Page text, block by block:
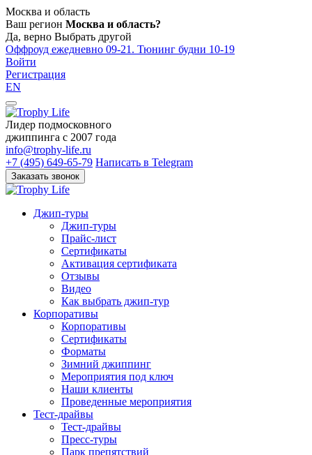
Москва и область
Ваш регион Москва и область?
Да, верно Выбрать другой
Оффроуд ежедневно 09-21. Тюнинг будни 10-19
Войти
Регистрация
EN
Лидер подмосковного
джиппинга c 2007 года
info@trophy-life.ru
+7 (495) 649-65-79 Написать в Telegram
Заказать звонок
Джип-туры
Джип-туры
Прайс-лист
Сертификаты
Активация сертификата
Отзывы
Видео
Как выбрать джип-тур
Корпоративы
Корпоративы
Сертификаты
Форматы
Зимний джиппинг
Мероприятия под ключ
Наши клиенты
Проведенные мероприятия
Тест-драйвы
Тест-драйвы
Пресс-туры
Парк препятствий